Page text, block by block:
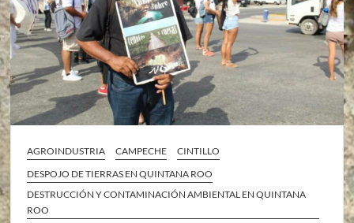
AGROINDUSTRIA CAMPECHE
CINTILLO
DESPOJO DE TIERRAS EN QUINTANA ROO
DESTRUCCIÓN Y CONTAMINACIÓN AMBIENTAL EN QUINTANA
ROO